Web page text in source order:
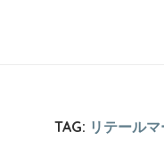
TAG: リテール